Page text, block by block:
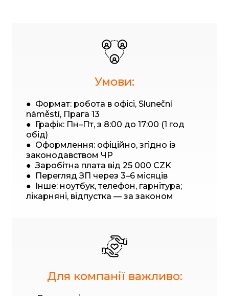
Умови:
● Формат: робота в офісі, Sluneční
náměstí, Прага 13
● Графік: Пн–Пт, з 8:00 до 17:00 (1 год
обід)
● Оформлення: офіційно, згідно із
законодавством ЧР
● Заробітна плата від 25 000 CZK
● Перегляд ЗП через 3–6 місяців
● Інше: ноутбук, телефон, гарнітура;
лікарняні, відпустка — за законом
Для компанії важливо: